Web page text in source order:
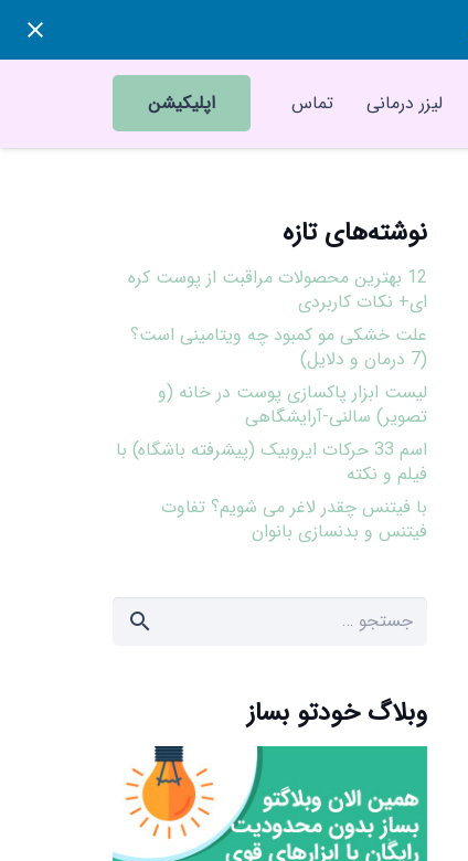
لیزر درمانی تماس اپلیکیشن
نوشته‌های تازه
12 بهترین محصولات مراقبت از پوست کره
ای+ نکات کاربردی
علت خشکی مو کمبود چه ویتامینی است؟
(7 درمان و دلایل)
لیست ابزار پاکسازی پوست در خانه (و
تصویر) سالنی-آرایشگاهی
اسم 33 حرکات ایروبیک (پیشرفته باشگاه) با
فیلم و نکته
با فیتنس چقدر لاغر می شویم؟ تفاوت
فیتنس و بدنسازی بانوان
جستجو
وبلاگ خودتو بساز